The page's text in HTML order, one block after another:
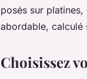
posés sur
abordable, calculé
Choisissez